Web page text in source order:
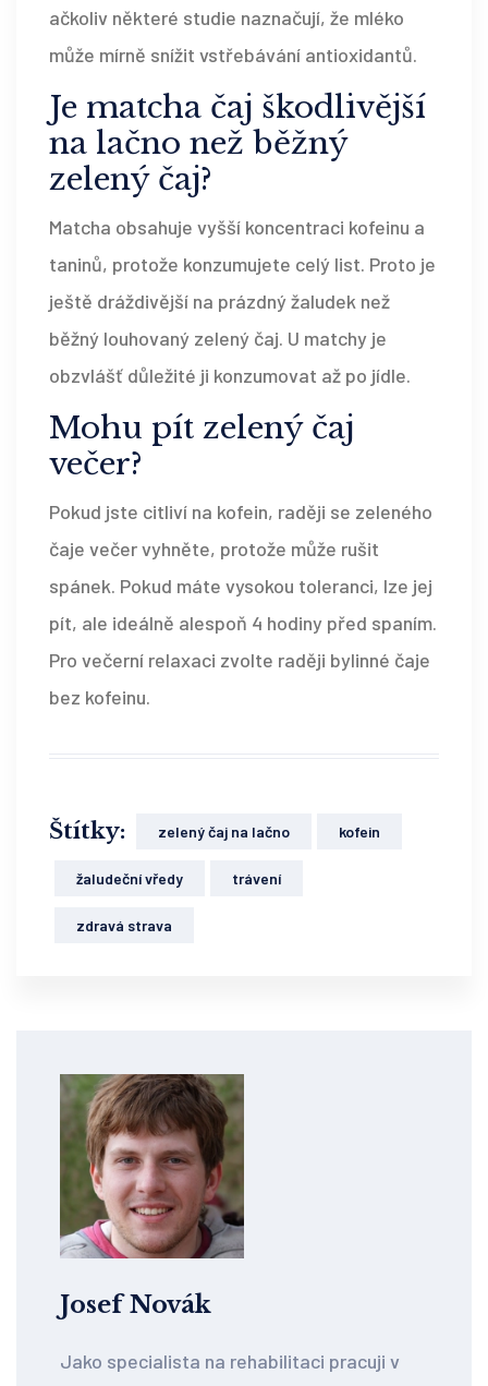
ačkoliv některé studie naznačují, že mléko
může mírně snížit vstřebávání antioxidantů.
Je matcha čaj škodlivější
na lačno než běžný
zelený čaj?
Matcha obsahuje vyšší koncentraci kofeinu a
taninů, protože konzumujete celý list. Proto je
ještě dráždivější na prázdný žaludek než
běžný louhovaný zelený čaj. U matchy je
obzvlášť důležité ji konzumovat až po jídle.
Mohu pít zelený čaj
večer?
Pokud jste citliví na kofein, raději se zeleného
čaje večer vyhněte, protože může rušit
spánek. Pokud máte vysokou toleranci, lze jej
pít, ale ideálně alespoň 4 hodiny před spaním.
Pro večerní relaxaci zvolte raději bylinné čaje
bez kofeinu.
Štítky: zelený čaj na lačno kofein
žaludeční vředy trávení
zdravá strava
Josef Novák
Jako specialista na rehabilitaci pracuji v